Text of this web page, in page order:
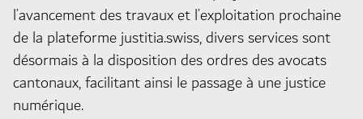
l’avancement des travaux et l’exploitation prochaine
de la plateforme justitia.swiss, divers services sont
désormais à la disposition des ordres des avocats
cantonaux, facilitant ainsi le passage à une justice
numérique.